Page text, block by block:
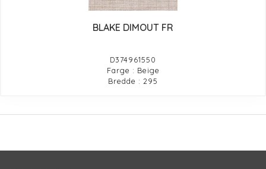
BLAKE DIMOUT FR
D374961550
Farge : Beige
Bredde : 295